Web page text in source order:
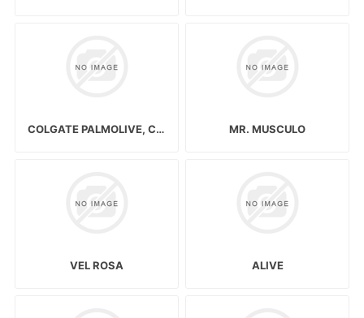
COLGATE PALMOLIVE, C.A. MR. MUSCULO
VEL ROSA ALIVE